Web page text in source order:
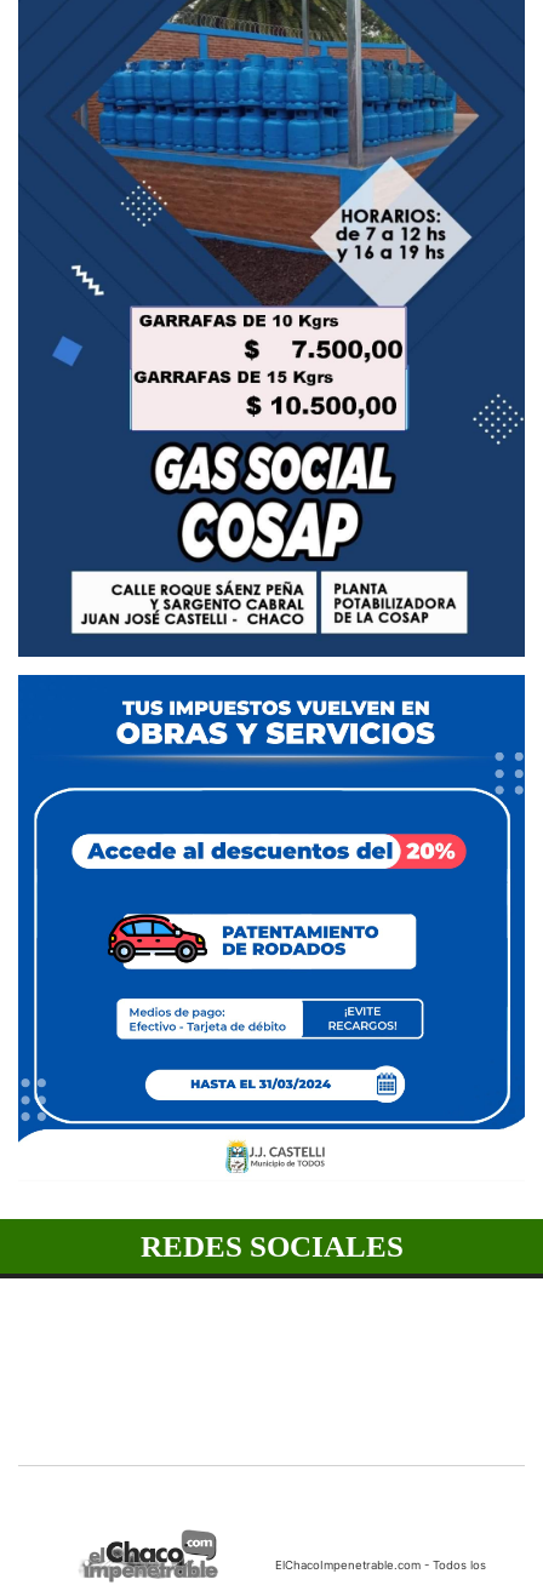
REDES SOCIALES
ElChacoImpenetrable.com - Todos los